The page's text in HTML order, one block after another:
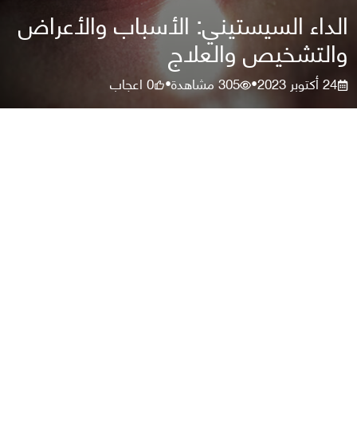
الداء السيستيني: الأسباب والأعراض
والتشخيص والعلاج
24 أكتوبر 2023 •
305مشاهدة•
0اعجاب